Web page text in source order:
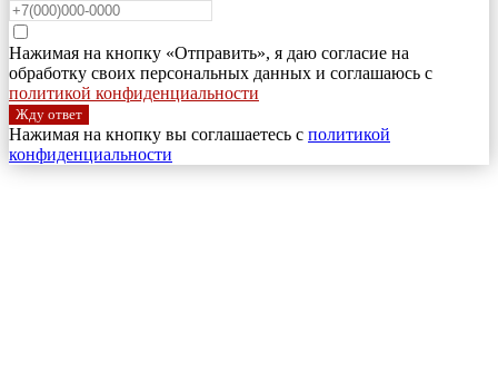
Нажимая на кнопку «Отправить», я даю согласие на
обработку своих персональных данных и соглашаюсь с
политикой конфиденциальности
Жду ответ
Нажимая на кнопку вы соглашаетесь с политикой
конфиденциальности